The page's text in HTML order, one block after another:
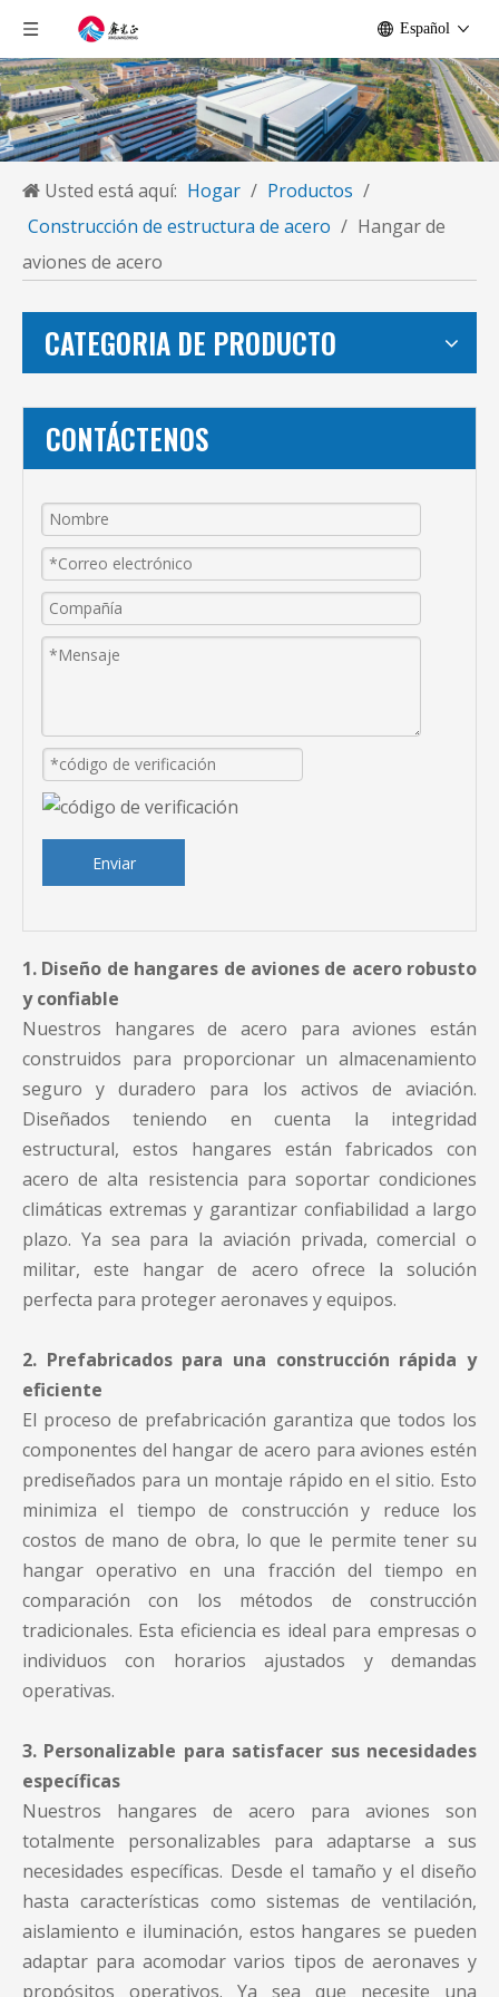
Español
Usted está aquí: Hogar / Productos /
Construcción de estructura de acero / Hangar de
aviones de acero
CATEGORIA DE PRODUCTO
CONTÁCTENOS
Enviar
1. Diseño de hangares de aviones de acero robusto
y confiable
Nuestros hangares de acero para aviones están
construidos para proporcionar un almacenamiento
seguro y duradero para los activos de aviación.
Diseñados teniendo en cuenta la integridad
estructural, estos hangares están fabricados con
acero de alta resistencia para soportar condiciones
climáticas extremas y garantizar confiabilidad a largo
plazo. Ya sea para la aviación privada, comercial o
militar, este hangar de acero ofrece la solución
perfecta para proteger aeronaves y equipos.
2. Prefabricados para una construcción rápida y
eficiente
El proceso de prefabricación garantiza que todos los
componentes del hangar de acero para aviones estén
prediseñados para un montaje rápido en el sitio. Esto
minimiza el tiempo de construcción y reduce los
costos de mano de obra, lo que le permite tener su
hangar operativo en una fracción del tiempo en
comparación con los métodos de construcción
tradicionales. Esta eficiencia es ideal para empresas o
individuos con horarios ajustados y demandas
operativas.
3. Personalizable para satisfacer sus necesidades
específicas
Nuestros hangares de acero para aviones son
totalmente personalizables para adaptarse a sus
necesidades específicas. Desde el tamaño y el diseño
hasta características como sistemas de ventilación,
aislamiento e iluminación, estos hangares se pueden
adaptar para acomodar varios tipos de aeronaves y
propósitos operativos. Ya sea que necesite una